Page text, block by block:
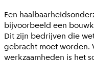
Een
bijvoorbeeld een
Dit zijn bedrijven die
gebracht moet worden.
werkzaamheden is het